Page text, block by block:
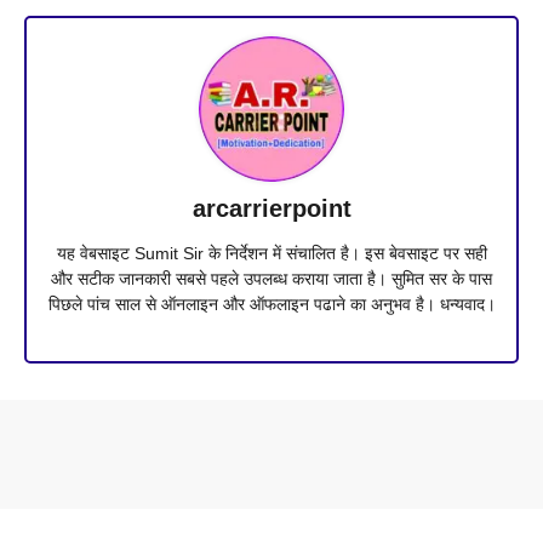
arcarrierpoint
यह वेबसाइट Sumit Sir के निर्देशन में संचालित है। इस बेवसाइट पर सही
और सटीक जानकारी सबसे पहले उपलब्ध कराया जाता है। सुमित सर के पास
पिछले पांच साल से ऑनलाइन और ऑफलाइन पढाने का अनुभव है। धन्यवाद।